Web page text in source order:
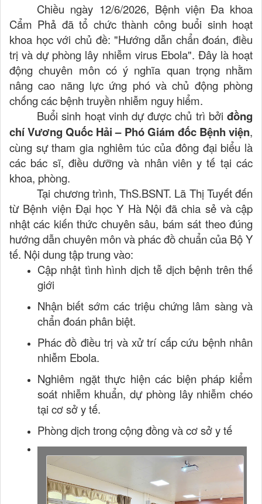
Chiều ngày 12/6/2026, Bệnh viện Đa khoa
Cẩm Phả đã tổ chức thành công buổi sinh hoạt
khoa học với chủ đề: "Hướng dẫn chẩn đoán, điều
trị và dự phòng lây nhiễm virus Ebola". Đây là hoạt
động chuyên môn có ý nghĩa quan trọng nhằm
nâng cao năng lực ứng phó và chủ động phòng
chống các bệnh truyền nhiễm nguy hiểm.
Buổi sinh hoạt vinh dự được chủ trì bởi đồng
chí Vương Quốc Hải – Phó Giám đốc Bệnh viện,
cùng sự tham gia nghiêm túc của đông đại biểu là
các bác sĩ, điều dưỡng và nhân viên y tế tại các
khoa, phòng.
Tại chương trình,ThS.BSNT. Lã Thị Tuyết đến
từ Bệnh viện Đại học Y Hà Nội đã chia sẻ và cập
nhật các kiến thức chuyên sâu, bám sát theo đúng
hướng dẫn chuyên môn và phác đồ chuẩn của Bộ Y
tế. Nội dung tập trung vào:
Cập nhật tình hình dịch tễ dịch bệnh trên thế
giới
Nhận biết sớm các triệu chứng lâm sàng và
chẩn đoán phân biệt.
Phác đồ điều trị và xử trí cấp cứu bệnh nhân
nhiễm Ebola.
Nghiêm ngặt thực hiện các biện pháp kiểm
soát nhiễm khuẩn, dự phòng lây nhiễm chéo
tại cơ sở y tế.
Phòng dịch trong cộng đồng và cơ sở y tế